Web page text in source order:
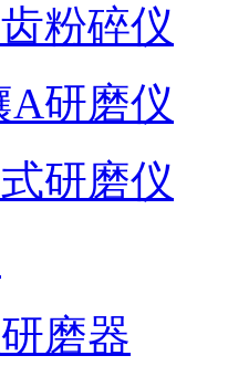
粉碎仪
A研磨仪
研磨仪
磨器